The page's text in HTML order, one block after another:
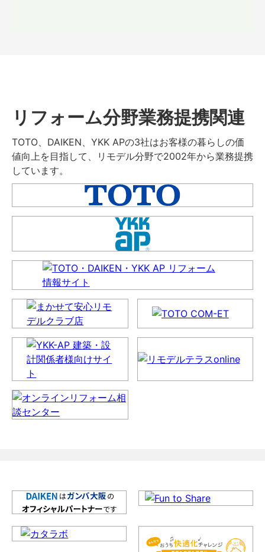
リフォーム分野業務提携関連
TOTO、DAIKEN、YKK APの3社はお客様の暮らしの価
値向上を目指して、リモデル分野で2002年から業務提携
しています。